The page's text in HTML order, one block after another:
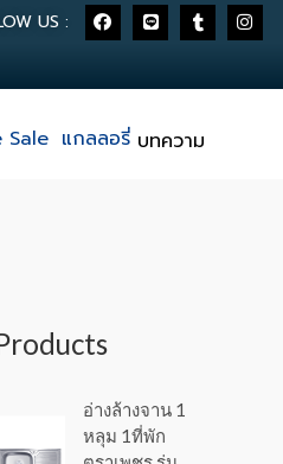
US :
Sale แกลลอรี่ บทความ
อ่างล้างจาน 1
หลุม 1ที่พัก